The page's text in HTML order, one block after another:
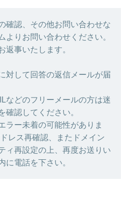
確認、その他お問い合わせな
よりお問い合わせください。
返事いたします。
対して回答の返信メールが届
などのフリーメールの方は迷
確認してください。
ラー未着の可能性がありま
レス再確認、またドメイン
ィ再設定の上、再度お送りい
に電話を下さい。